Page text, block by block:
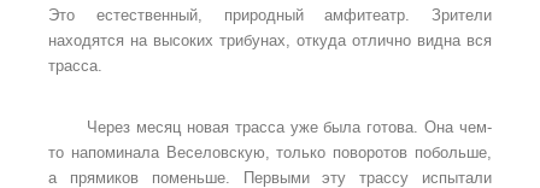
Это естественный, природный амфитеатр. Зрители
находятся на высоких трибунах, откуда отлично видна вся
трасса.
Через месяц новая трасса уже была готова. Она чем-
то напоминала Веселовскую, только поворотов побольше,
а прямиков поменьше. Первыми эту трассу испытали